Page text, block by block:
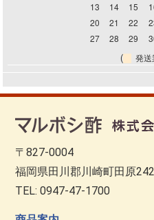
13
14 15
20
21 22
27
28 29
( 発送
〒827-0004
福岡県田川郡川崎町田原
TEL: 0947-47-1700